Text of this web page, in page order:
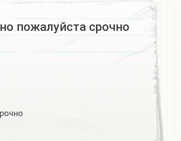
пожалуйста срочно​